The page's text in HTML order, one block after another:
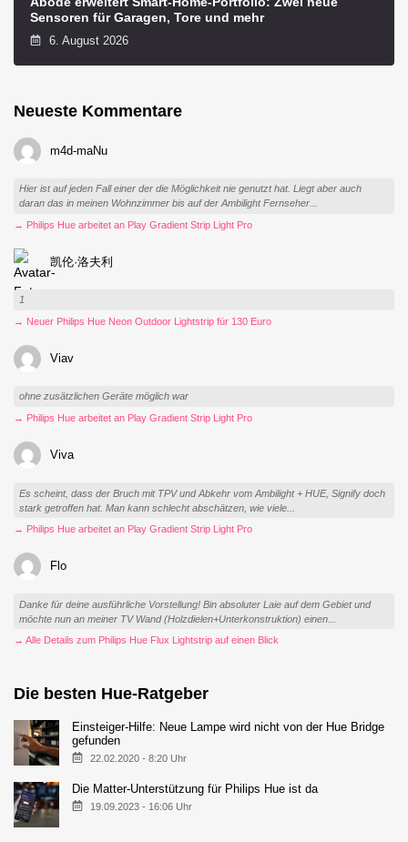
Sensoren für Garagen, Tore und mehr
6. August 2026
Neueste Kommentare
m4d-maNu
Hier ist auf jeden Fall einer der die Möglichkeit nie genutzt hat. Liegt aber auch
daran das in meinen Wohnzimmer bis auf der Ambilight Fernseher...
→ Philips Hue arbeitet an Play Gradient Strip Light Pro
凯伦·洛夫利
1
→ Neuer Philips Hue Neon Outdoor Lightstrip für 130 Euro
Viav
ohne zusätzlichen Geräte möglich war
→ Philips Hue arbeitet an Play Gradient Strip Light Pro
Viva
Es scheint, dass der Bruch mit TPV und Abkehr vom Ambilight + HUE, Signify doch
stark getroffen hat. Man kann schlecht abschätzen, wie viele...
→ Philips Hue arbeitet an Play Gradient Strip Light Pro
Flo
Danke für deine ausführliche Vorstellung! Bin absoluter Laie auf dem Gebiet und
möchte nun an meiner TV Wand (Holzdielen+Unterkonstruktion) einen...
→ Alle Details zum Philips Hue Flux Lightstrip auf einen Blick
Die besten Hue-Ratgeber
Einsteiger-Hilfe: Neue Lampe wird nicht von der Hue Bridge
gefunden
22.02.2020 - 8:20 Uhr
Die Matter-Unterstützung für Philips Hue ist da
19.09.2023 - 16:06 Uhr